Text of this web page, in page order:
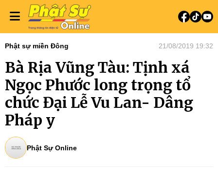
Phật sự miền Đông 21/08/2019 19:32
Bà Rịa Vũng Tàu: Tịnh xá
Ngọc Phước long trọng tổ
chức Đại Lễ Vu Lan- Dâng
Pháp y
Phật Sự Online